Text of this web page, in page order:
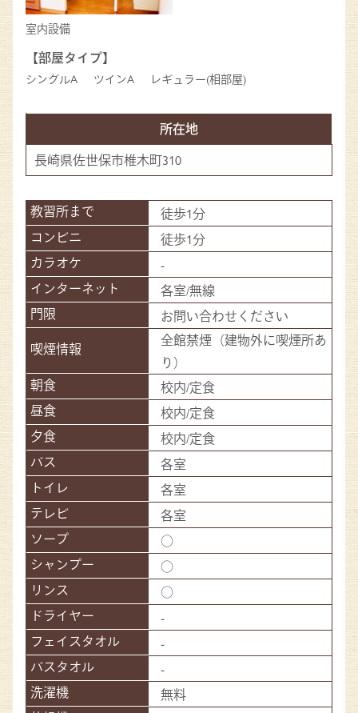
室内設備
【部屋タイプ】
シングルA ツインA レギュラー(相部屋)
所在地
長崎県佐世保市椎木町310
徒歩1分
徒歩1分
-
各室/無線
お問い合わせください
全館禁煙（建物外に喫煙所あ
り）
校内/定食
校内/定食
校内/定食
各室
各室
各室
○
○
○
-
-
-
無料